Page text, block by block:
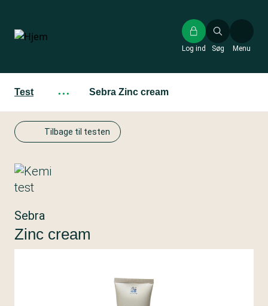
hovedindhold
Søg
Log ind Menu
Test ··· Sebra Zinc cream
Tilbage til testen
Sebra
Zinc cream